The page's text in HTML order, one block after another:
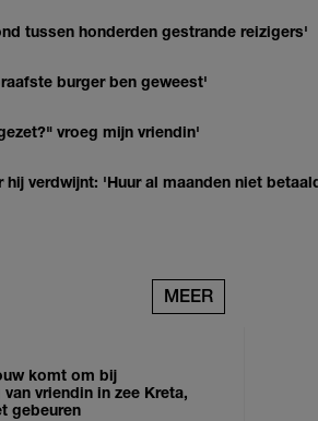
tussen honderden gestrande reizigers'
burger ben geweest'
vroeg mijn vriendin'
hij verdwijnt: 'Huur al maanden niet
MEER
komt om bij
vriendin in zee Kreta,
gebeuren